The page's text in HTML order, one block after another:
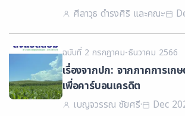
Bottled Drinking Water
ศีลาวุธ ดำรงศิริ และคณะ·
ฉบับที่ 2 กรกฎาคม-ธันวาคม 2566
เรื่องจากปก: จากภาคการเก
เพื่อคาร์บอนเครดิต
เบญจวรรณ ชัยศรี· Dec